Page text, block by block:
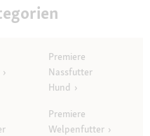
Premiere
Nassfutter
Hund
Premiere
Welpenfutter